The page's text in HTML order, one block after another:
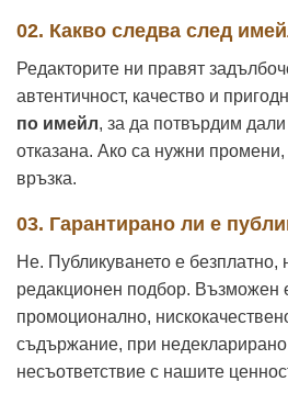
02. Какво следва след
Редакторите ни правят
автентичност, качество и
по имейл, за да потвърдим
отказана. Ако са нужни
връзка.
03. Гарантирано ли е
Не. Публикуването е безплатно,
редакционен подбор. Възможен
промоционално,
съдържание, при
несъответствие с нашите